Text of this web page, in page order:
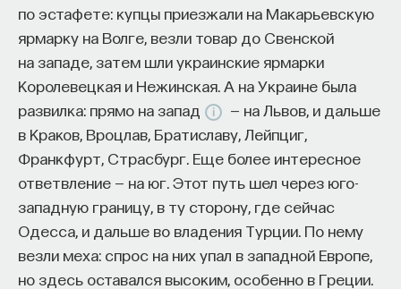
по эстафете: купцы приезжали на Макарьевскую
ярмарку на Волге, везли товар до Свенской
на западе, затем шли украинские ярмарки
Королевецкая и Нежинская. А на Украине была
развилка: прямо на запад
— на Львов, и дальше
в Краков, Вроцлав, Братиславу, Лейпциг,
Франкфурт, Страсбург. Еще более интересное
ответвление — на юг. Этот путь шел через юго-
западную границу, в ту сторону, где сейчас
Одесса, и дальше во владения Турции. По нему
везли меха: спрос на них упал в западной Европе,
но здесь оставался высоким, особенно в Греции.